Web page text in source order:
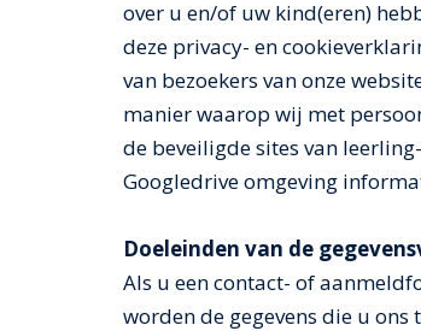
over u en/of uw kind(eren)
deze privacy- en
van bezoekers van onze
manier waarop wij met
de beveiligde sites van
Googledrive omgeving
Doeleinden van de
Als u een contact- of
worden de gegevens die u